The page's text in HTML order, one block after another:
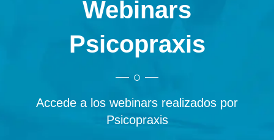
Webinars
Psicopraxis
Accede a los webinars realizados por
Psicopraxis